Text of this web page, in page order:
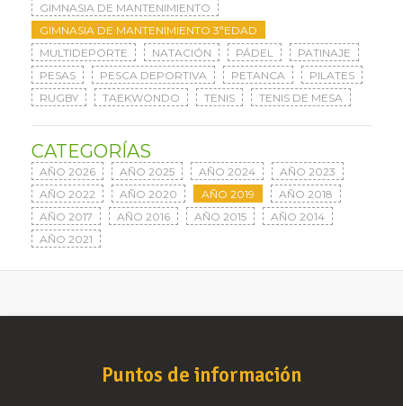
GIMNASIA DE MANTENIMIENTO
GIMNASIA DE MANTENIMIENTO 3ªEDAD
MULTIDEPORTE
NATACIÓN PÁDEL
PATINAJE
PESAS
PESCA DEPORTIVA PETANCA
PILATES
RUGBY
TAEKWONDO TENIS TENIS DE MESA
CATEGORÍAS
AÑO 2026 AÑO 2025 AÑO 2024
AÑO 2023
AÑO 2022
AÑO 2020 AÑO 2019
AÑO 2018
AÑO 2017
AÑO 2016 AÑO 2015
AÑO 2014
AÑO 2021
Puntos de información